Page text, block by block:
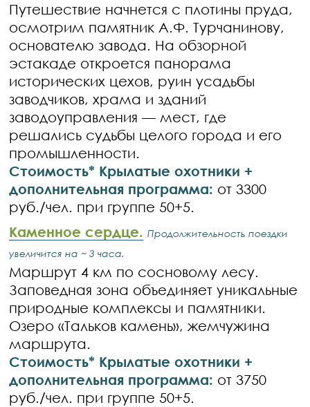
Путешествие начнется с плотины пруда,
осмотрим памятник А.Ф. Турчанинову,
основателю завода. На обзорной
эстакаде откроется панорама
исторических цехов, руин усадьбы
заводчиков, храма и зданий
заводоуправления — мест, где
решались судьбы целого города и его
промышленности.
Стоимость* Крылатые охотники +
дополнительная программа: от 3300
руб./чел. при группе 50+5.
Каменное сердце. Продолжительность поездки
увеличится на ~ 3 часа.
Маршрут 4 км по сосновому лесу.
Заповедная зона объединяет уникальные
природные комплексы и памятники.
Озеро «Тальков камень», жемчужина
маршрута.
Стоимость* Крылатые охотники +
дополнительная программа: от 3750
руб./чел. при группе 50+5.